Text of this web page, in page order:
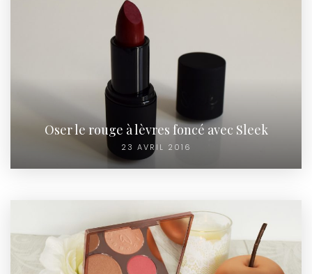
Oser le rouge à lèvres foncé avec Sleek
23 AVRIL 2016